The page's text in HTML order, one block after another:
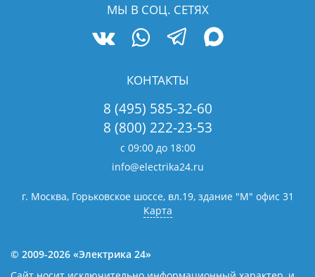
МЫ В СОЦ. СЕТЯХ
КОНТАКТЫ
8 (495) 585-32-60
8 (800) 222-23-53
с 09:00 до 18:00
info@electrika24.ru
г. Москва, Горьковское шоссе, вл.19, здание "М" офис 31
Карта
© 2009-2026 «Электрика 24»